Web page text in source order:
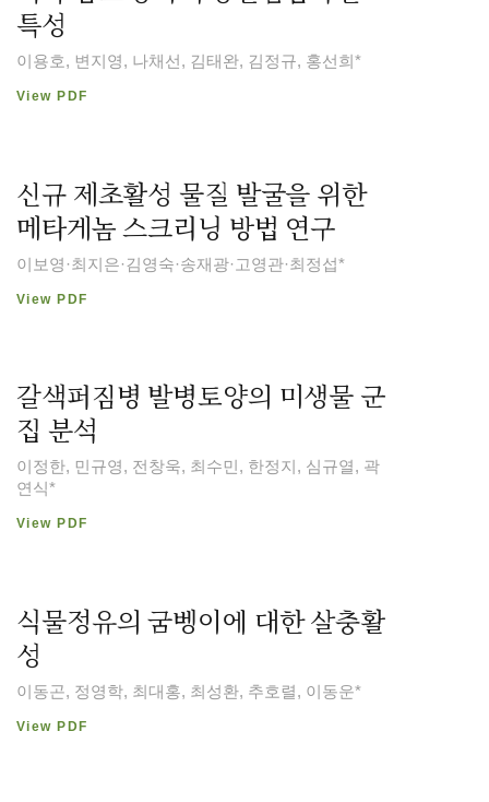
특성
이용호, 변지영, 나채선, 김태완, 김정규, 홍선희*
View PDF
신규 제초활성 물질 발굴을 위한
메타게놈 스크리닝 방법 연구
이보영·최지은·김영숙·송재광·고영관·최정섭*
View PDF
갈색퍼짐병 발병토양의 미생물 군
집 분석
이정한, 민규영, 전창욱, 최수민, 한정지, 심규열, 곽
연식*
View PDF
식물정유의 굼벵이에 대한 살충활
성
이동곤, 정영학, 최대홍, 최성환, 추호렬, 이동운*
View PDF